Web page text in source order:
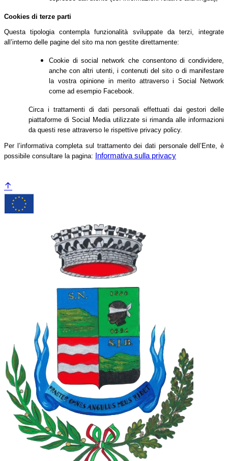
Cookies di terze parti
Questa tipologia contempla funzionalità sviluppate da terzi, integrate
all’interno delle pagine del sito ma non gestite direttamente:
Cookie di social network che consentono di condividere,
anche con altri utenti, i contenuti del sito o di manifestare
la vostra opinione in merito attraverso i Social Network
come ad esempio Facebook.
Circa i trattamenti di dati personali effettuati dai gestori delle
piattaforme di Social Media utilizzate si rimanda alle informazioni
da questi rese attraverso le rispettive privacy policy.
Per l’informativa completa sul trattamento dei dati personale dell’Ente, è
possibile consultare la pagina:
Informativa sulla privacy